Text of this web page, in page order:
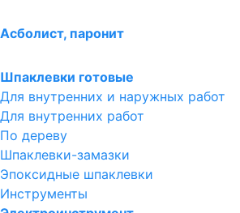
Асболист, паронит
Шпаклевки готовые
Для внутренних и наружных работ
Для внутренних работ
По дереву
Шпаклевки-замазки
Эпоксидные шпаклевки
Инструменты